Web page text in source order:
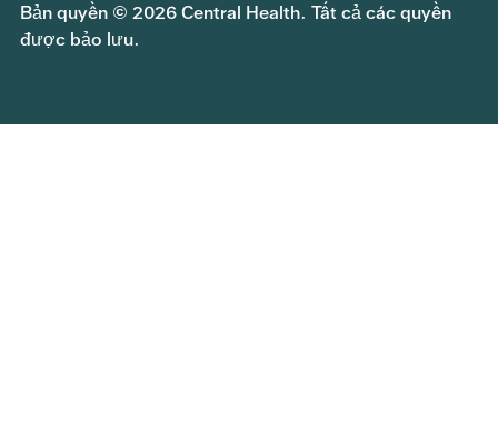
Bản quyền © 2026 Central Health. Tất cả các quyền
được bảo lưu.